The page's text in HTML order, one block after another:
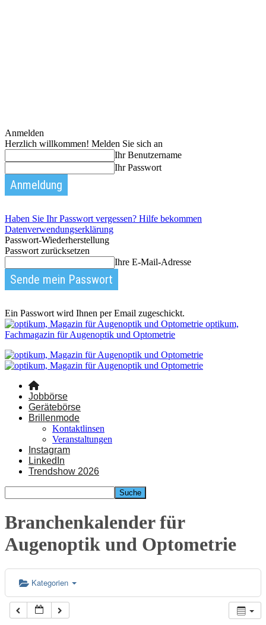
Anmelden
Herzlich willkommen! Melden Sie sich an
Ihr Benutzername
Ihr Passwort
Haben Sie Ihr Passwort vergessen? Hilfe bekommen
Datenverwendungserklärung
Passwort-Wiederherstellung
Passwort zurücksetzen
Ihre E-Mail-Adresse
Ein Passwort wird Ihnen per Email zugeschickt.
optikum,
Fachmagazin für Augenoptik und Optometrie
Jobbörse
Gerätebörse
Brillenmode
Kontaktlinsen
Veranstaltungen
Instagram
LinkedIn
Trendshow 2026
Branchenkalender für
Augenoptik und Optometrie
Kategorien